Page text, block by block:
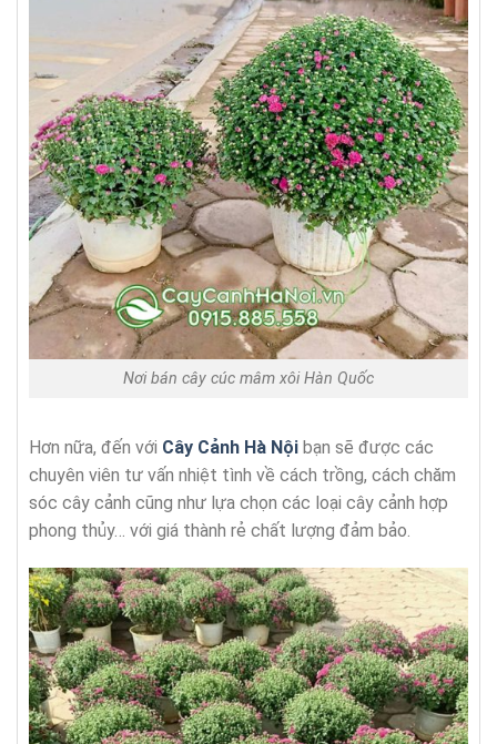
Nơi bán cây cúc mâm xôi Hàn Quốc
Hơn nữa, đến với Cây Cảnh Hà Nội bạn sẽ được các
chuyên viên tư vấn nhiệt tình về cách trồng, cách chăm
sóc cây cảnh cũng như lựa chọn các loại cây cảnh hợp
phong thủy… với giá thành rẻ chất lượng đảm bảo.